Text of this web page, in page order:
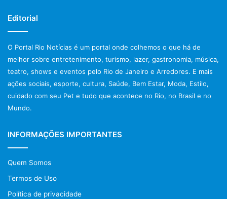
Melken Meio Amargo Zero Açúcar
completo.
2. Adicione a pasta de castanha de caju caseira, as
castanhas de caju picadas, o xilitol e misture.
3. Forre uma forma 20 x 20 com plástico filme e coloque o
hora ou até que esteja firme.
4. Corte em quadradinhos e sirva.
Editorial
O Portal Rio Notícias é um portal onde colhemos o que há de
melhor sobre entretenimento, turismo, lazer, gastronomia, música,
teatro, shows e eventos pelo Rio de Janeiro e Arredores. E mais
ações sociais, esporte, cultura, Saúde, Bem Estar, Moda, Estilo,
cuidado com seu Pet e tudo que acontece no Rio, no Brasil e no
Mundo.
INFORMAÇÕES IMPORTANTES
Quem Somos
Termos de Uso
Política de privacidade